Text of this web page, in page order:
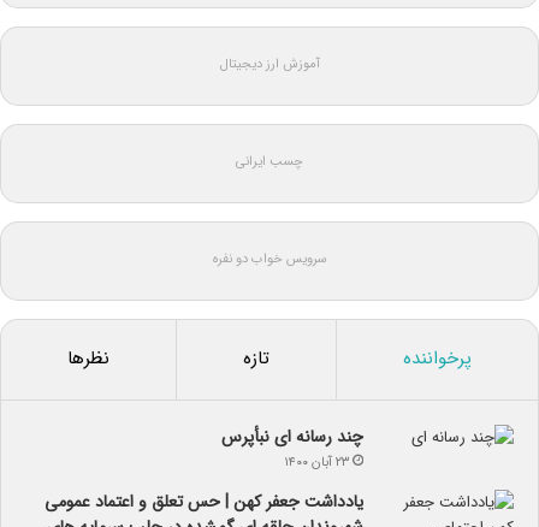
آموزش ارز دیجیتال
چسب ایرانی
سرویس خواب دو نفره
پرخواننده تازه نظرها
چند رسانه ای نبأپرس
۲۳ آبان ۱۴۰۰
یادداشت جعفر کهن | حس تعلق و اعتماد عمومی